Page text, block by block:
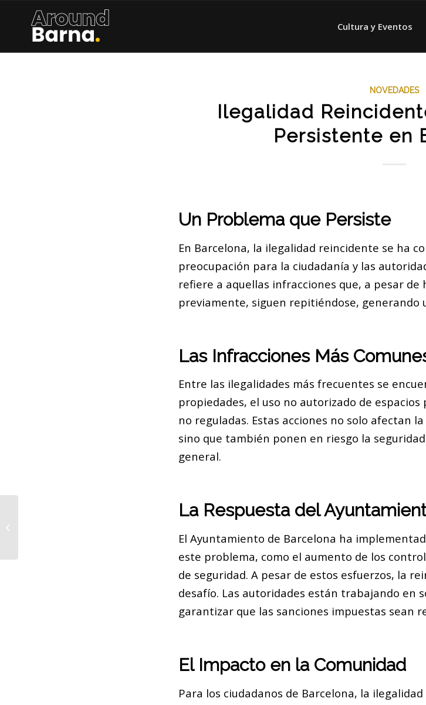
Cultura y Eventos
NOVEDADES
Ilegalidad
Persistente en
Un Problema que Persiste
En Barcelona, la ilegalidad reincidente se ha
preocupación para la ciudadanía y las
refiere a aquellas infracciones que, a pesar de
previamente, siguen repitiéndose, generando
Las Infracciones Más
Entre las ilegalidades más frecuentes se
propiedades, el uso no autorizado de
no reguladas. Estas acciones no solo afectan
sino que también ponen en riesgo la
general.
La Respuesta del
El Ayuntamiento de Barcelona ha
este problema, como el aumento de los
de seguridad. A pesar de estos esfuerzos, la
desafío. Las autoridades están trabajando en
garantizar que las sanciones impuestas sean
El Impacto en la Comunidad
Para los ciudadanos de Barcelona, la